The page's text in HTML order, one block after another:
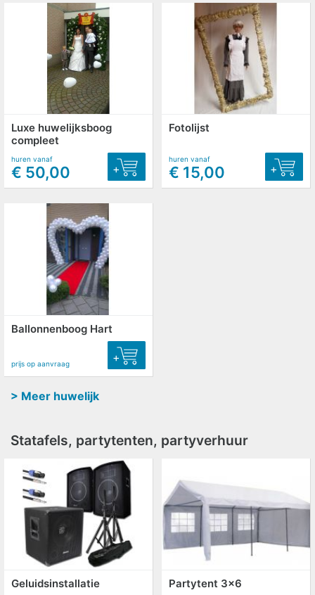
Luxe huwelijksboog
compleet
huren vanaf
€ 50,00 +
Fotolijst
huren vanaf
€ 15,00 +
Ballonnenboog Hart
prijs op aanvraag +
> Meer huwelijk
Statafels, partytenten, partyverhuur
Geluidsinstallatie Partytent 3x6